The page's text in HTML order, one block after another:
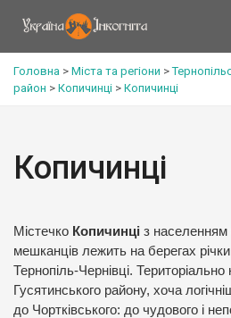
Головна > Міста та регіони >
район > Копичинці > Копичинці
Копичинці
Містечко Копичинці з населенням
мешканців лежить на берегах
Тернопіль-Чернівці.
Гусятинського району, хоча
до Чортківського: до чудового і